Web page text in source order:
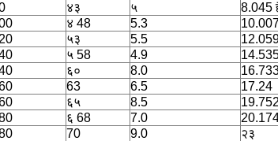
४३ ५
8.045
४ 48 5.3
५३ 5.5
५ 58 4.9
६० 8.0
63 6.5
17.24
६५ 8.5
६ 68 7.0
70 9.0
२३